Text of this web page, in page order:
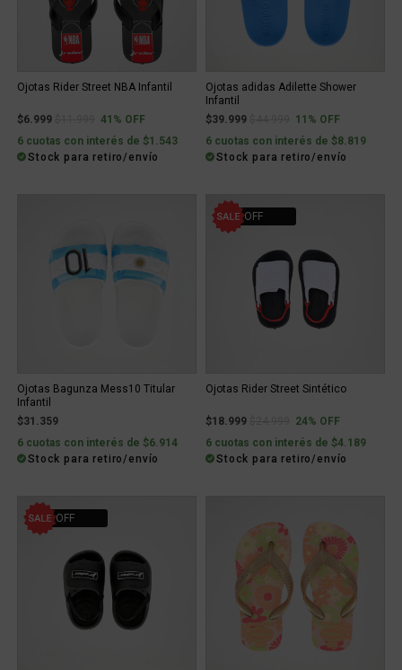
Ojotas Rider Street NBA Infantil
$6.999 Price reduced from
to41% OFF
6 cuotas con interés de $1.543
Stock para retiro/envío
Ojotas adidas Adilette Shower
Infantil
$39.999
Price reduced from
to11% OFF
6 cuotas con interés de $8.819
Stock para retiro/envío
Ojotas Bagunza Mess10 Titular
Infantil
$31.359
6 cuotas con interés de $6.914
Stock para retiro/envío
24% OFF
Ojotas Rider Street Sintético
$18.999 Price reduced from
to24% OFF
6 cuotas con interés de $4.189
Stock para retiro/envío
22% OFF